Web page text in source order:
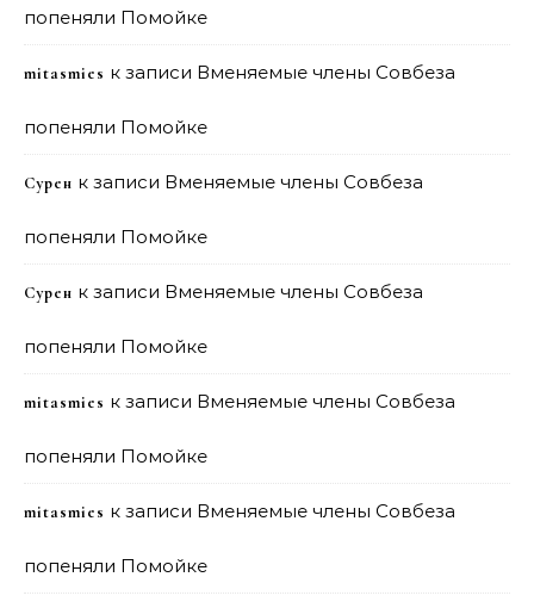
попеняли Помойке
mitasmies к записи Вменяемые члены Совбеза
попеняли Помойке
Сурен к записи Вменяемые члены Совбеза
попеняли Помойке
Сурен к записи Вменяемые члены Совбеза
попеняли Помойке
mitasmies к записи Вменяемые члены Совбеза
попеняли Помойке
mitasmies к записи Вменяемые члены Совбеза
попеняли Помойке